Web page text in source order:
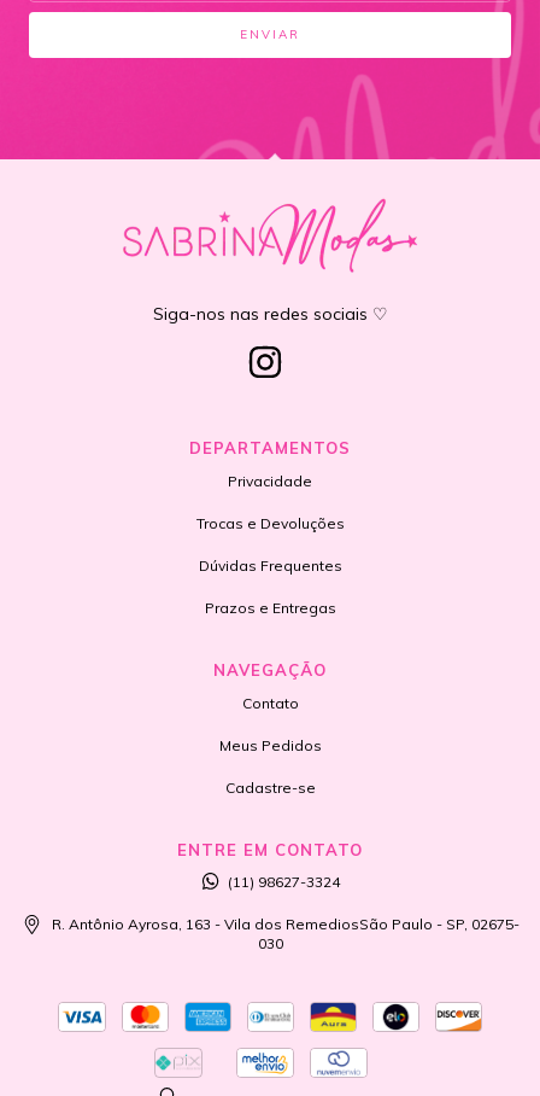
Siga-nos nas redes sociais ♡
DEPARTAMENTOS
Privacidade
Trocas e Devoluções
Dúvidas Frequentes
Prazos e Entregas
NAVEGAÇÃO
Contato
Meus Pedidos
Cadastre-se
ENTRE EM CONTATO
(11) 98627-3324
R. Antônio Ayrosa, 163 - Vila dos RemediosSão Paulo - SP, 02675-
030